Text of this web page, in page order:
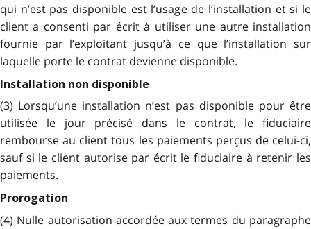
qui n’est pas disponible est l’usage de l’installation et si le
client a consenti par écrit à utiliser une autre installation
fournie par l’exploitant jusqu’à ce que l’installation sur
laquelle porte le contrat devienne disponible.
Installation non disponible
(3) Lorsqu’une installation n’est pas disponible pour être
utilisée le jour précisé dans le contrat, le fiduciaire
rembourse au client tous les paiements perçus de celui-ci,
sauf si le client autorise par écrit le fiduciaire à retenir les
paiements.
Prorogation
(4) Nulle autorisation accordée aux termes du paragraphe